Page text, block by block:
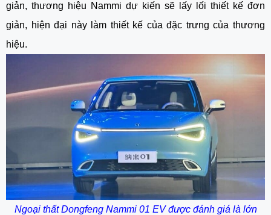
giản, thương hiệu Nammi dự kiến sẽ lấy lối thiết kế đơn
giản, hiện đại này làm thiết kế của đặc trưng của thương
hiệu.
Ngoại thất Dongfeng Nammi 01 EV được đánh giá là lớn